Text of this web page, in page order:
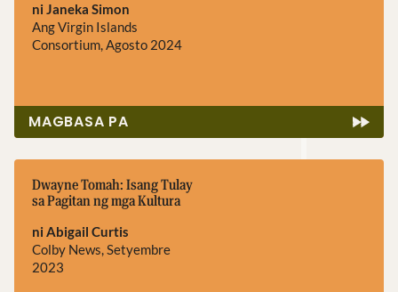
Ipagpatuloy ang Edukasyon,
Pag-promote ng Tradisyon
ng Moko Jumbie
ni Janeka Simon
Ang Virgin Islands
Consortium, Agosto 2024
MAGBASA PA
Dwayne Tomah: Isang Tulay
sa Pagitan ng mga Kultura
ni Abigail Curtis
Colby News, Setyembre
2023